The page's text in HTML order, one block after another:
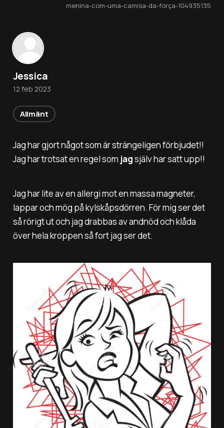
menina-com-uma-camisa-da-força-104935135
Jag har gjort något som är strängeligen förbjudet!!
Jag har trotsat en regel som jagsjälv har satt upp!!
Jag har lite av en allergi mot en massa magneter,
lappar och mög på kylskåpsdörren. För mig ser det
så rörigt ut och jag drabbas av andnöd och klåda
över hela kroppen så fort jag ser det.
Jessica
12 feb 2023
Allmänt